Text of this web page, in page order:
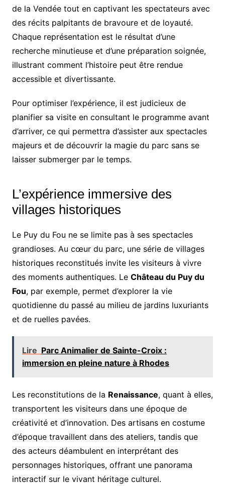
de la Vendée tout en captivant les spectateurs avec
des récits palpitants de bravoure et de loyauté.
Chaque représentation est le résultat d’une
recherche minutieuse et d’une préparation soignée,
illustrant comment l’histoire peut être rendue
accessible et divertissante.
Pour optimiser l’expérience, il est judicieux de
planifier sa visite en consultant le programme avant
d’arriver, ce qui permettra d’assister aux spectacles
majeurs et de découvrir la magie du parc sans se
laisser submerger par le temps.
L’expérience immersive des
villages historiques
Le Puy du Fou ne se limite pas à ses spectacles
grandioses. Au cœur du parc, une série de villages
historiques reconstitués invite les visiteurs à vivre
des moments authentiques. Le Château du Puy du
Fou, par exemple, permet d’explorer la vie
quotidienne du passé au milieu de jardins luxuriants
et de ruelles pavées.
Lire Parc Animalier de Sainte-Croix :
immersion en pleine nature à Rhodes
Les reconstitutions de la Renaissance, quant à elles,
transportent les visiteurs dans une époque de
créativité et d’innovation. Des artisans en costume
d’époque travaillent dans des ateliers, tandis que
des acteurs déambulent en interprétant des
personnages historiques, offrant une panorama
interactif sur le vivant héritage culturel.